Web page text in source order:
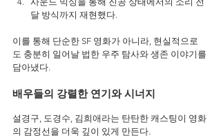
달 방식까지 재현했다.
이를 통해 단순한 SF 영화가 아니라, 현실적으로
도 충분히 일어날 법한 우주 탐사와 생존 이야기를
담아냈다.
배우들의 강렬한 연기와 시너지
설경구, 도경수, 김희애라는 탄탄한 캐스팅이 영화
의 감정선을 더욱 깊이 있게 만든다.